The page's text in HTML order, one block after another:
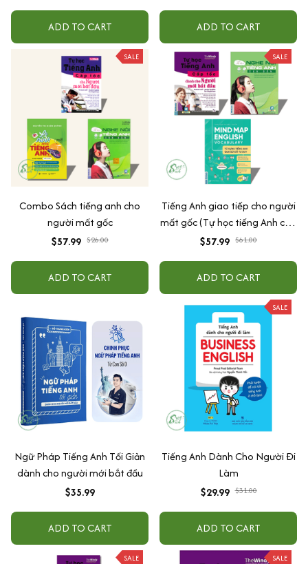
ADD TO CART ADD TO CART
SALE
Combo Sách tiếng anh cho
người mất gốc
$57.99 $26.00
ADD TO CART
SALE
Tiếng Anh giao tiếp cho người
mất gốc (Tự học tiếng Anh cấp
tốc cho người mới bắt đầu+Tự
bản+Mindmap Vocabulary)
$57.99 $61.00
ADD TO CART
Ngữ Pháp Tiếng Anh Tối Giản
dành cho người mới bắt đầu
$35.99
ADD TO CART
SALE
Tiếng Anh Dành Cho Người Đi
Làm
$29.99 $31.00
ADD TO CART
SALE SALE